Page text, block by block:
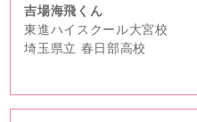
吉場海飛くん
東進ハイスクール大宮校
埼玉県立 春日部高校